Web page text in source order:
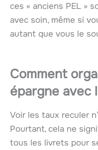
ces « anciens PEL »
avec soin, même si
autant que vous le
Comment
épargne avec
Voir les taux reculer
Pourtant, cela ne
tous les livrets pour